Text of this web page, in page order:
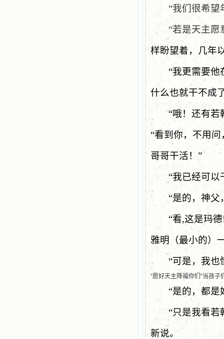
“我们很希望
“若是天主
样盼望着，几年
“我更需要他
什么也就干不成
“哦！还有若
“看到你，不用
哥哥干活！”
“我已经可以
“是的，神
“看,这是玛德
雅明（最小的）
“可是，我也
“愿好天主降福你们”当孩
“是的，都是
“只是我看若
新说。